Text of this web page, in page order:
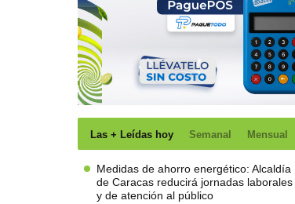
Las + Leídas hoy Semanal Mensual
Medidas de ahorro energético: Alcaldía
de Caracas reducirá jornadas laborales
y de atención al público